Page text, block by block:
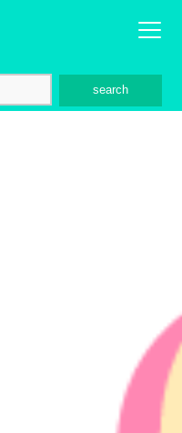
search